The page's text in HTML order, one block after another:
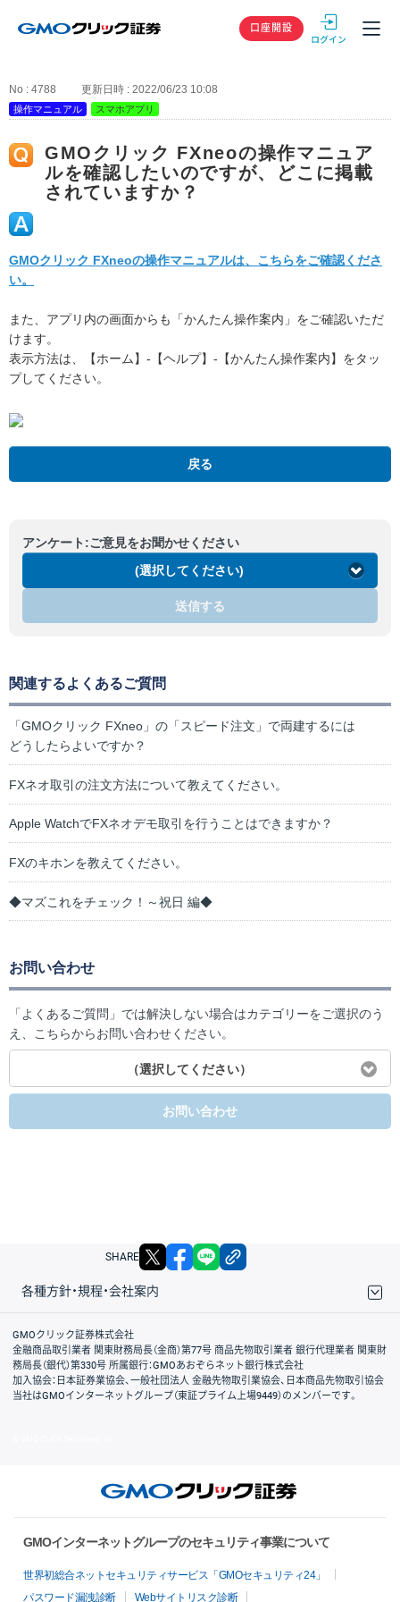
GMOクリック
口座開設
No : 4788 更新日時 : 2022/06/23 10:08
操作マニュアル スマホアプリ
GMOクリック FXneoの操作マニュア
ルを確認したいのですが、どこに掲載
されていますか？
GMOクリック FXneoの操作マニュアルは、こちらをご確認くださ
い。
また、アプリ内の画面からも「かんたん操作案内」をご確認いただ
けます。
表示方法は、【ホーム】-【ヘルプ】-【かんたん操作案内】をタッ
プしてください。
戻る
アンケート:ご意見をお聞かせください
(選択してください)
送信する
関連するよくあるご質問
「GMOクリック FXneo」の「スピード注文」で両建するには
どうしたらよいですか？
FXネオ取引の注文方法について教えてください。
Apple WatchでFXネオデモ取引を行うことはできますか？
FXのキホンを教えてください。
◆マズこれをチェック！～祝日 編◆
お問い合わせ
「よくあるご質問」では解決しない場合はカテゴリーをご選択のう
え、こちらからお問い合わせください。
（選択してください）
お問い合わせ
SHARE X facebook
各種方針・規程・会社案内
取引規程・約款
サイトマップ
その他のご案内
個人情報保護方針
最良執行方針
サイトのご利用について
ディスクレイマー
信託保全
リスク説明
会社案内
GMOクリック証券株式会社
金融商品取引業者 関東財務局長（金商）第77号 商品先物取引業者 銀行代理業者 関東財
務局長（銀代）第330号 所属銀行：GMOあおぞらネット銀行株式会社
加入協会：日本証券業協会、一般社団法人 金融先物取引業協会、日本商品先物取引協会
当社はGMOインターネットグループ（東証プライム上場9449）のメンバーです。
GMOインターネットグループのセキュリティ事業について
世界初総合ネットセキュリティサービス「GMOセキュリティ24」
パスワード漏洩診断
Webサイトリスク診断